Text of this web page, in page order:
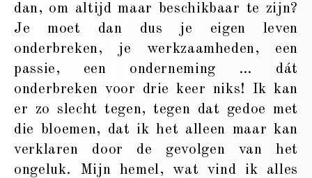
dan, om altijd maar beschikbaar te zijn?
Je moet dan dus je eigen leven
onderbreken, je werkzaamheden, een
passie, een onderneming … dát
onderbreken voor drie keer niks! Ik kan
er zo slecht tegen, tegen dat gedoe met
die bloemen, dat ik het alleen maar kan
verklaren door de gevolgen van het
ongeluk. Mijn hemel, wat vind ik alles